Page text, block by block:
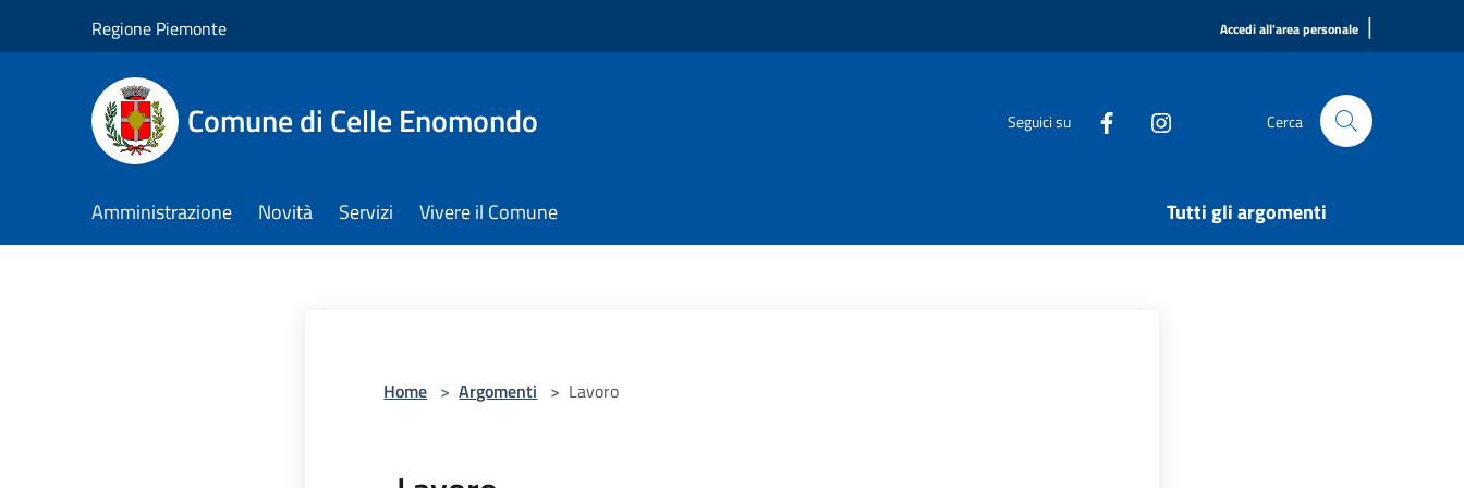
Regione Piemonte Accedi all'area personale |
Comune di Celle Enomondo Seguici su Cerca
Amministrazione Novità Servizi Vivere il Comune Tutti gli argomenti
Home > Argomenti > Lavoro